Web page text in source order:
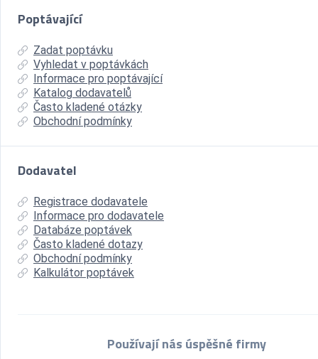
Poptávající
Zadat poptávku
Vyhledat v poptávkách
Informace pro poptávající
Katalog dodavatelů
Často kladené otázky
Obchodní podmínky
Dodavatel
Registrace dodavatele
Informace pro dodavatele
Databáze poptávek
Často kladené dotazy
Obchodní podmínky
Kalkulátor poptávek
Používají nás úspěšné firmy